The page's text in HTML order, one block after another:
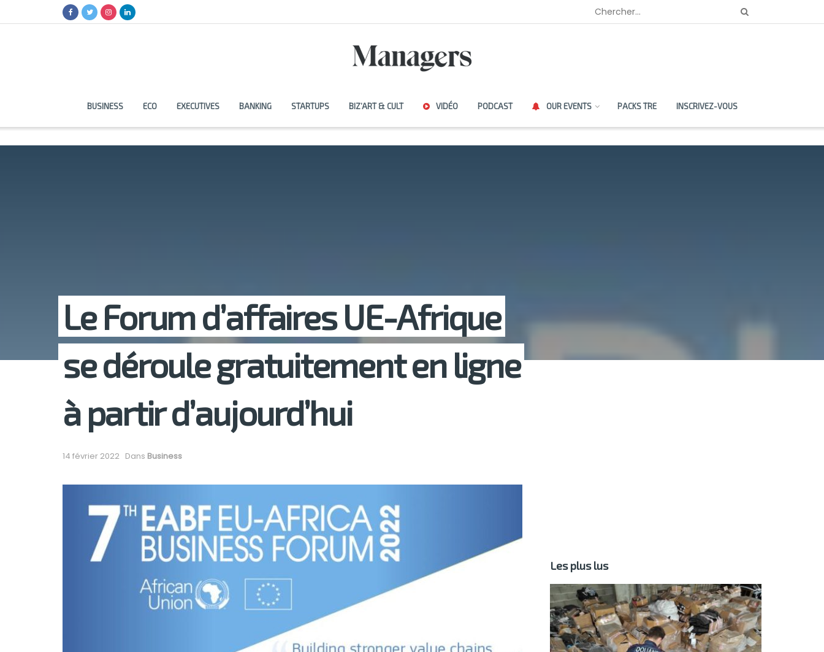
BUSINESS ECO EXECUTIVES BANKING STARTUPS BIZ’ART & CULT VIDÉO PODCAST OUR EVENTS PACKS TRE INSCRIVEZ-VOUS
Le Forum d’affaires UE-Afrique
se déroule gratuitement en ligne
à partir d’aujourd’hui
14 février 2022 Dans Business
Les plus lus